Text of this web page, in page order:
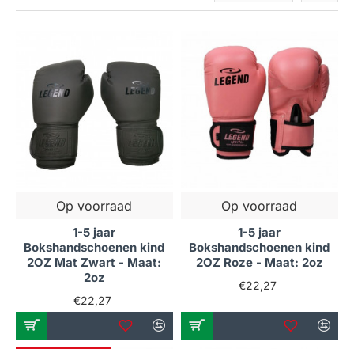
Op voorraad
1-5 jaar
Bokshandschoenen kind
2OZ Mat Zwart - Maat:
2oz
€22,27
Op voorraad
1-5 jaar
Bokshandschoenen kind
2OZ Roze - Maat: 2oz
€22,27